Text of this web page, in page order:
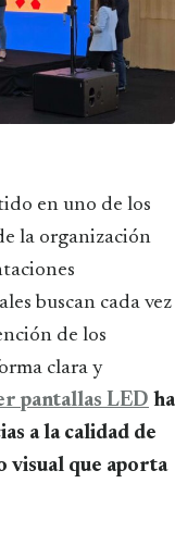
la organización
buscan cada vez
de los
clara y
pantallas LED ha
a la calidad de
visual que aporta